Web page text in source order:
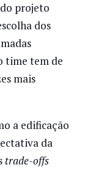
projeto
dos
time tem de
mais
a edificação
da
trade-offs